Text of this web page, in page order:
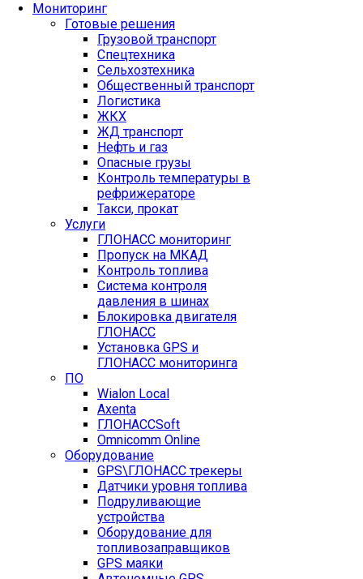
Мониторинг
Готовые решения
Грузовой транспорт
Спецтехника
Сельхозтехника
Общественный транспорт
Логистика
ЖКХ
ЖД транспорт
Нефть и газ
Опасные грузы
Контроль температуры в
рефрижераторе
Такси, прокат
Услуги
ГЛОНАСС мониторинг
Пропуск на МКАД
Контроль топлива
Система контроля
давления в шинах
Блокировка двигателя
ГЛОНАСС
Установка GPS и
ГЛОНАСС мониторинга
ПО
Wialon Local
Axenta
ГЛОНАССSoft
Оmnicomm Оnline
Оборудование
GPS\ГЛОНАСС трекеры
Датчики уровня топлива
Подруливающие
устройства
Оборудование для
топливозаправщиков
GPS маяки